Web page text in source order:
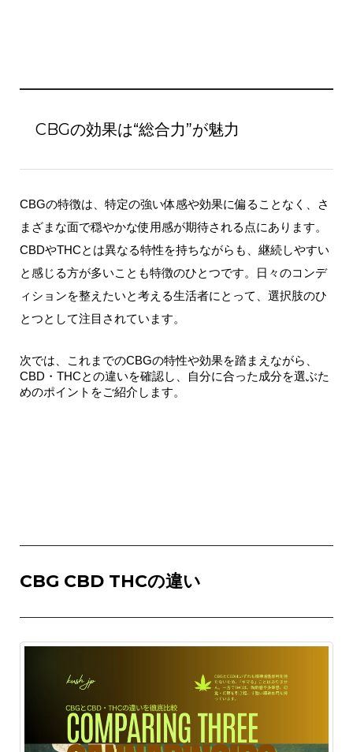
CBGの効果は“総合力”が魅力
CBGの特徴は、特定の強い体感や効果に偏ることなく、
さ
まざまな面で穏やかな使用感が期待される点にあります。
CBDやTHCとは異なる特性を持ちながらも、 継続しやすい
と感じる方が多いことも特徴のひとつです。日々のコンデ
ィションを整えたいと考える生活者にとって、選択肢のひ
とつとして注目されています。
次では、これまでのCBGの特性や効果を踏まえながら、
CBD・THCとの違いを確認し、自分に合った成分を選ぶた
めのポイントをご紹介します。
CBG CBD THCの違い